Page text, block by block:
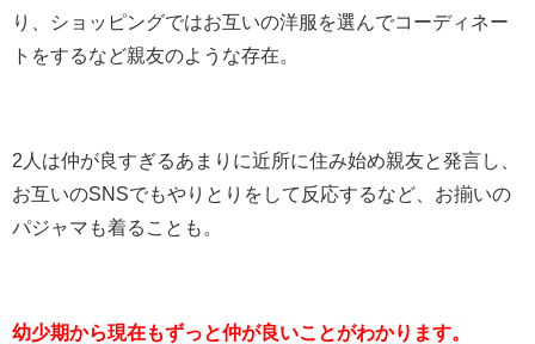
り、ショッピングではお互いの洋服を選んでコーディネー
トをするなど親友のような存在。
2人は仲が良すぎるあまりに近所に住み始め親友と発言し、
お互いのSNSでもやりとりをして反応するなど、お揃いの
パジャマも着ることも。
幼少期から現在もずっと仲が良いことがわかります。